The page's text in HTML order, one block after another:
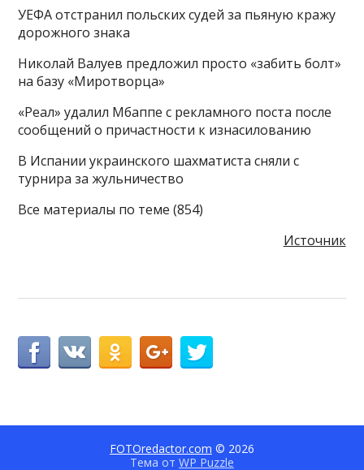
УЕФА отстранил польских судей за пьяную кражу
дорожного знака
Николай Валуев предложил просто «забить болт»
на базу «Миротворца»
«Реал» удалил Мбаппе с рекламного поста после
сообщений о причастности к изнасилованию
В Испании украинского шахматиста сняли с
турнира за жульничество
Все материалы по теме (854)
Источник
FOTOredactor.com © 2026
Тема от WP Puzzle